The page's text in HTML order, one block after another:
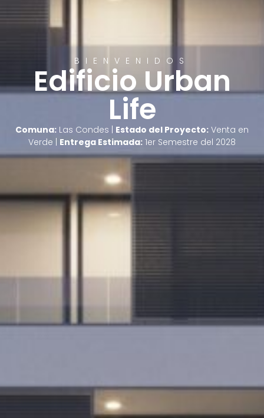
BIENVENIDOS
Edificio Urban
Life
Comuna: Las Condes | Estado del Proyecto: Venta en
Verde | Entrega Estimada: 1er Semestre del 2028